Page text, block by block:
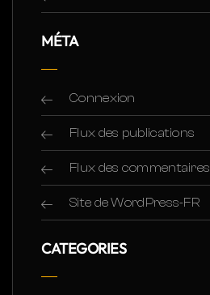
MÉTA
Connexion
Flux des publications
Flux des commentaires
Site de WordPress-FR
CATEGORIES